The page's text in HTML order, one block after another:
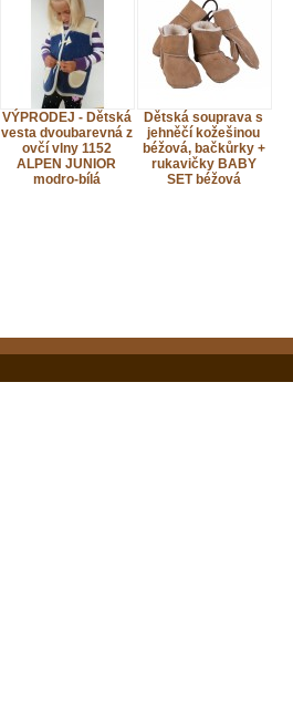
VÝPRODEJ - Dětská
vesta dvoubarevná z
ovčí vlny 1152
ALPEN JUNIOR
modro-bílá
Dětská souprava s
jehněčí kožešinou
béžová, bačkůrky +
rukavičky BABY
SET béžová